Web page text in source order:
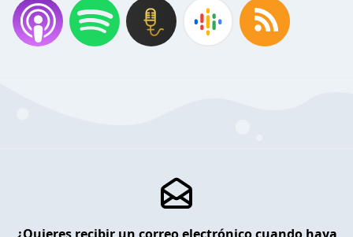
¿Quieres recibir un correo electrónico cuando haya